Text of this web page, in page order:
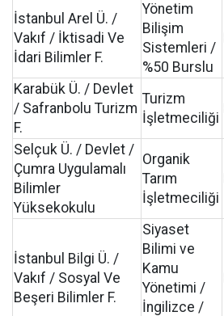
İstanbul Arel Ü. /
Vakıf / İktisadi Ve
İdari Bilimler F.
Yönetim
Bilişim
Sistemleri /
%50 Burslu
Karabük Ü. / Devlet
/ Safranbolu Turizm
F.
Turizm
İşletmeciliği
Selçuk Ü. / Devlet /
Çumra Uygulamalı
Bilimler
Yüksekokulu
Organik
Tarım
İşletmeciliği
İstanbul Bilgi Ü. /
Vakıf / Sosyal Ve
Beşeri Bilimler F.
Siyaset
Bilimi ve
Kamu
Yönetimi /
İngilizce /